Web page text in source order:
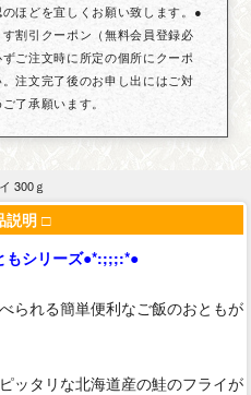
ほどを宜しくお願い致します。●
割引クーポン（無料会員登録必
ご注文時に所定の個所にクーポ
注文完了後のお申し出にはご対
了承願います。
300ｇ
説明 □
もシリーズ●*:;;;:*●
られる簡単便利なご飯のおともが
ッタリな北海道産の鮭のフライが